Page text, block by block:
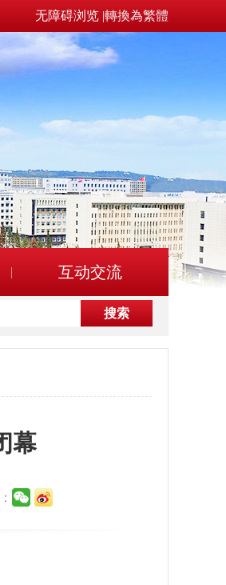
无障碍浏览 |轉換為繁體
互动交流
幕